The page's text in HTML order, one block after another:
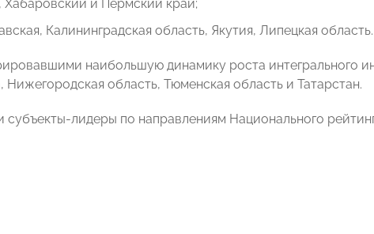
Хабаровский и Пермский край;
Калининградская область, Якутия, Липецкая область.
наибольшую динамику роста интегрального
область, Тюменская область и Татарстан.
лидеры по направлениям Национального